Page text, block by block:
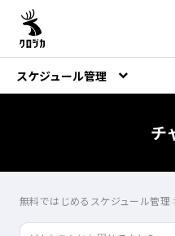
スケジュール管理
チ
無料ではじめるスケジュール管理